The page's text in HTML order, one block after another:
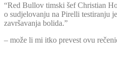
“Red Bullov timski šef Christian
o sudjelovanju na Pirelli testiranju
završavanja bolida.”
– može li mi itko prevest ovu